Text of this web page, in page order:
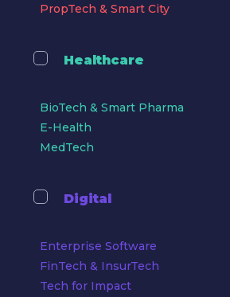
PropTech & Smart City
Healthcare
BioTech & Smart Pharma
E-Health
MedTech
Digital
Enterprise Software
FinTech & InsurTech
Tech for Impact